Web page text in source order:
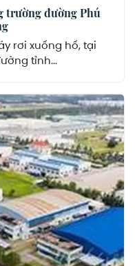
trường đường Phú
rơi xuống hố, tại
tỉnh...